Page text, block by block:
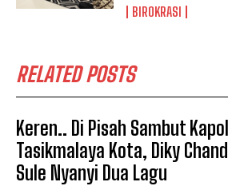
BIROKRASI
RELATED POSTS
Keren.. Di Pisah Sambut
Tasikmalaya Kota, Diky
Sule Nyanyi Dua Lagu